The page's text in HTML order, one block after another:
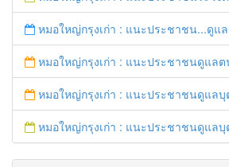
หมอใหญ่กรุงเก่า : แนะประชาชน...ดูแลตนเองให้ห่างไกลโรค...
หมอใหญ่กรุงเก่า : แนะประชาชนดูแลตนเองให้ห่าง
หมอใหญ่กรุงเก่า : แนะประชาชนดูแลบุตรหลาน ป้องกันเด็กจมน้ำตายใ
หมอใหญ่กรุงเก่า : แนะประชาชนดูแลบุตรหลาน ป้องกันเด็กจมน้ำตายใ